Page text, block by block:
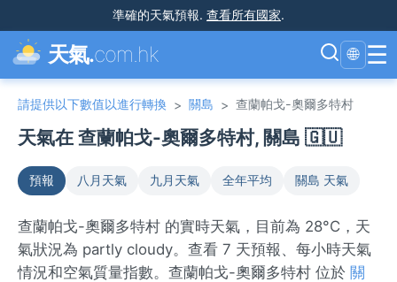
準確的天氣預報. 查看所有國家.
天氣.com.hk 🌐 ☰
請提供以下數值以進行轉換 > 關島 > 查蘭帕戈-奧爾多特村
天氣在 查蘭帕戈-奧爾多特村, 關島 🇬🇺
預報 八月天氣 九月天氣 全年平均 關島 天氣
查蘭帕戈-奧爾多特村 的實時天氣，目前為 28°C，天
氣狀況為 partly cloudy。查看 7 天預報、每小時天氣
情況和空氣質量指數。查蘭帕戈-奧爾多特村 位於 關